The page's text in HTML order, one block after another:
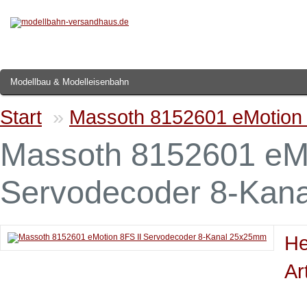
Modellbau & Modelleisenbahn
Start » Massoth 8152601
Massoth 8152601
Servodecoder 8-